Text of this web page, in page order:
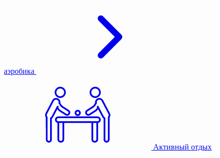
аэробика
Активный отдых